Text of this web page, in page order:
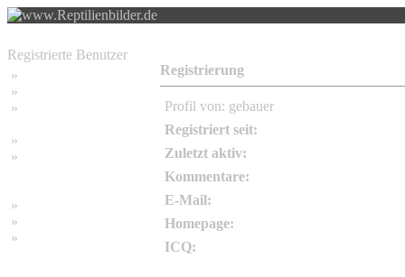
Registrierte Benutzer
»
»
»
»
»
»
»
»
Registrierung
Profil von: gebauer
Registriert seit:
Zuletzt aktiv:
Kommentare:
E-Mail:
Homepage:
ICQ: